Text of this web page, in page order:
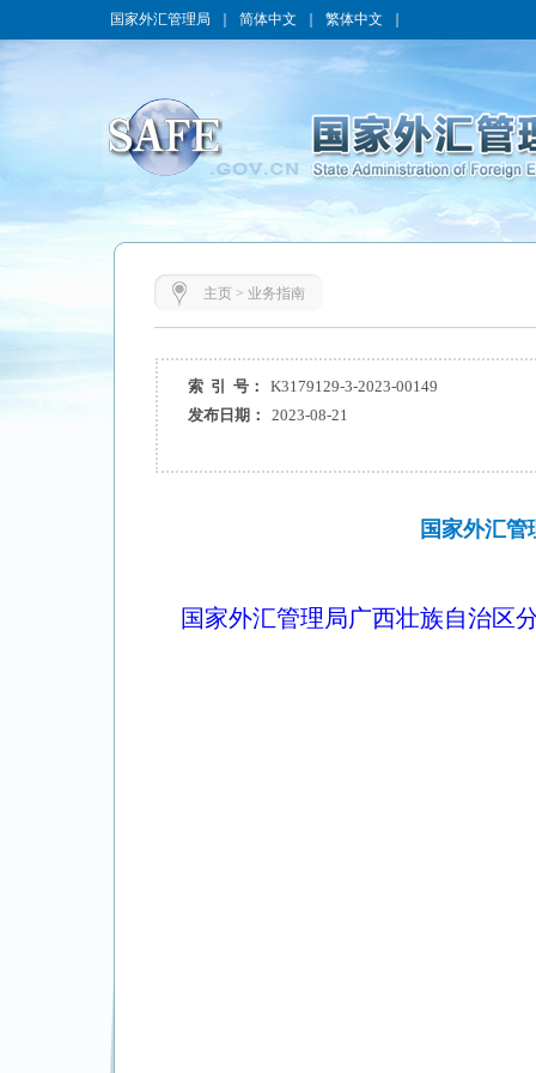
国家外汇管理局 简体中文 繁体中文
主页> 业务指南
索 引 号：
K3179129-3-2023-00149
发布日期：
2023-08-21
国家外汇管
国家外汇管理局广西壮族自治区